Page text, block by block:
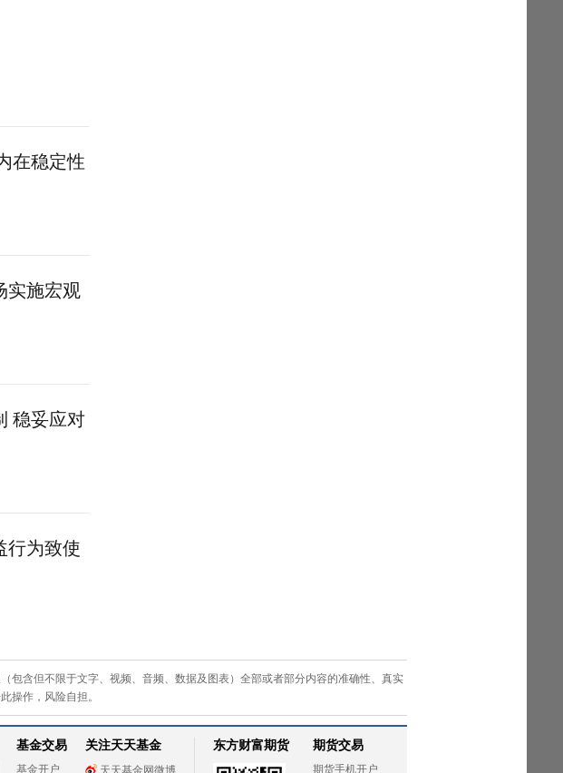
在稳定性
实施宏观
稳妥应对
行为致使
包含但不限于文字、视频、音频、数据及图表）全部或者部分内容的准确性、真实
操作，风险自担。